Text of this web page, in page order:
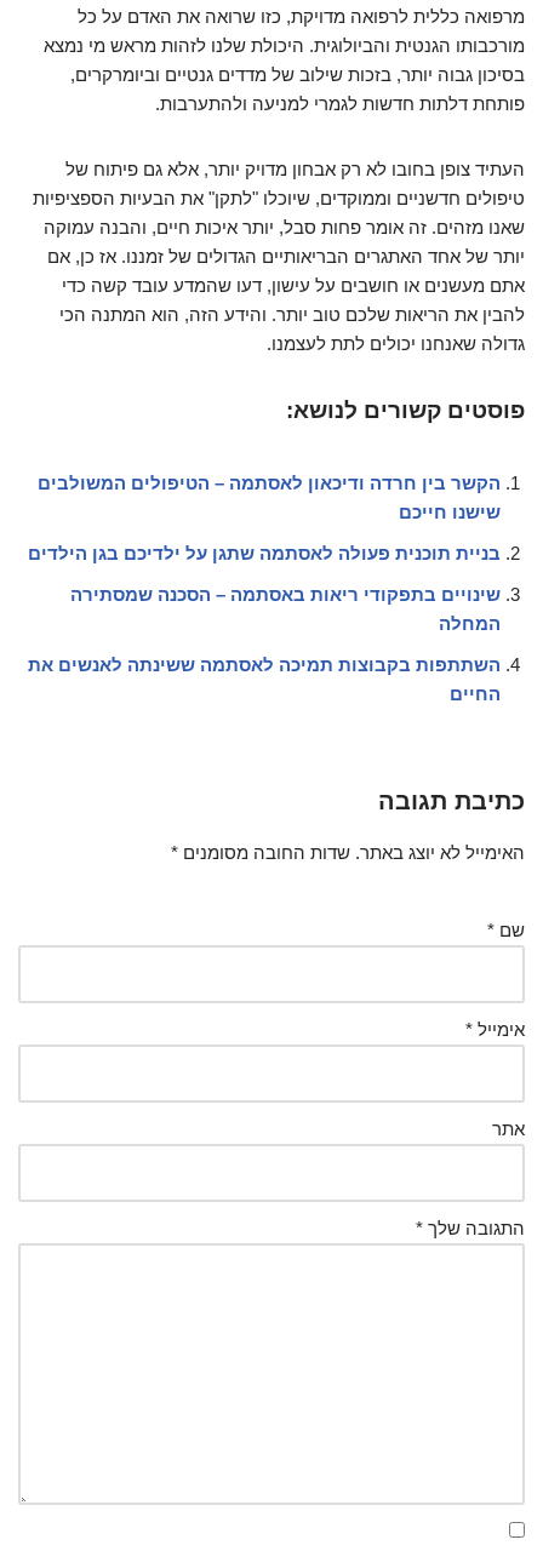
מרפואה כללית לרפואה מדויקת, כזו שרואה את האדם על כל
מורכבותו הגנטית והביולוגית. היכולת שלנו לזהות מראש מי נמצא
בסיכון גבוה יותר, בזכות שילוב של מדדים גנטיים וביומרקרים,
פותחת דלתות חדשות לגמרי למניעה ולהתערבות.
העתיד צופן בחובו לא רק אבחון מדויק יותר, אלא גם פיתוח של
טיפולים חדשניים וממוקדים, שיוכלו "לתקן" את הבעיות הספציפיות
שאנו מזהים. זה אומר פחות סבל, יותר איכות חיים, והבנה עמוקה
יותר של אחד האתגרים הבריאותיים הגדולים של זמננו. אז כן, אם
אתם מעשנים או חושבים על עישון, דעו שהמדע עובד קשה כדי
להבין את הריאות שלכם טוב יותר. והידע הזה, הוא המתנה הכי
גדולה שאנחנו יכולים לתת לעצמנו.
פוסטים קשורים לנושא:
הקשר בין חרדה ודיכאון לאסתמה – הטיפולים המשולבים
שישנו חייכם
בניית תוכנית פעולה לאסתמה שתגן על ילדיכם בגן הילדים
שינויים בתפקודי ריאות באסתמה – הסכנה שמסתירה
המחלה
השתתפות בקבוצות תמיכה לאסתמה ששינתה לאנשים את
החיים
כתיבת תגובה
האימייל לא יוצג באתר. שדות החובה מסומנים *
שם *
אימייל *
אתר
התגובה שלך *